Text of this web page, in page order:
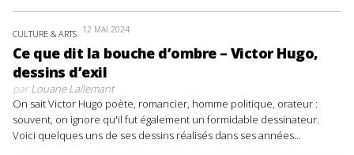
CULTURE & ARTS 12 MAI 2024
Ce que dit la bouche d’ombre – Victor Hugo,
dessins d’exil
parLouane Lallemant
On sait Victor Hugo poète, romancier, homme politique, orateur :
souvent, on ignore qu'il fut également un formidable dessinateur.
Voici quelques uns de ses dessins réalisés dans ses années...